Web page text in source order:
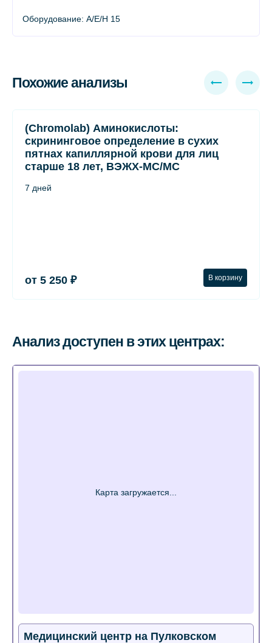
Оборудование: A/E/H 15
Похожие анализы
(Chromolab) Аминокислоты:
скрининговое определение в сухих
пятнах капиллярной крови для лиц
старше 18 лет, ВЭЖХ-МС/МС
7 дней
от 5 250 ₽ В корзину
Анализ доступен в этих центрах:
Медицинский центр на Пулковском